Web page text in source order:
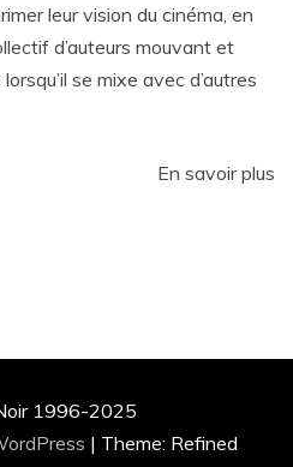
leur vision du cinéma, en
d’auteurs mouvant et
se mixe avec d’autres
En savoir plus
1996-2025
| Theme: Refined